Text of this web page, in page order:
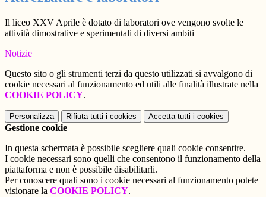
Il liceo XXV Aprile è dotato di laboratori ove vengono svolte le
attività dimostrative e sperimentali di diversi ambiti
Notizie
Questo sito o gli strumenti terzi da questo utilizzati si avvalgono di
cookie necessari al funzionamento ed utili alle finalità illustrate nella
COOKIE POLICY.
Personalizza Rifiuta tutti i cookies Accetta tutti i cookies
Gestione cookie
In questa schermata è possibile scegliere quali cookie consentire.
I cookie necessari sono quelli che consentono il funzionamento della
piattaforma e non è possibile disabilitarli.
Per conoscere quali sono i cookie necessari al funzionamento potete
visionare la COOKIE POLICY.